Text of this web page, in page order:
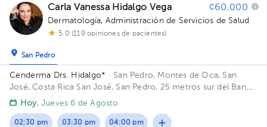
Carla Vanessa Hidalgo Vega ¢60.000
Dermatología, Administración de Servicios de Salud
5.0 (119 opiniones de pacientes)
San Pedro
Cenderma Drs. Hidalgo* · San Pedro, Montes de Oca, San
José, Costa Rica San José, San Pedro, 25 metros sur del Banco
Popular, edificio Cenderma Drs Hidalgo
Hoy, Jueves 6 de Agosto
02:30 pm 03:30 pm 04:00 pm